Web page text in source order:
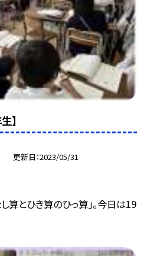
】
更新日 2023/05/31
算とひき算のひっ算」。今日は19